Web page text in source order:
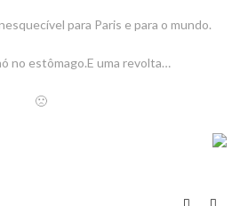
para Paris e para o mundo.
no estômago.E uma revolta…
🙁